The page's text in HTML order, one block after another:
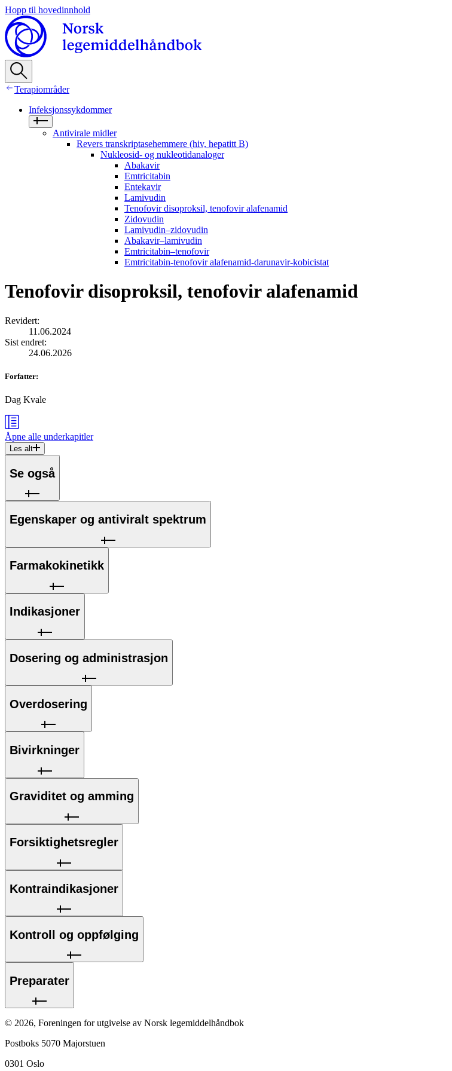
Hopp til hovedinnhold
Terapiområder
Infeksjonssykdommer
Antivirale midler
Revers transkriptasehemmere (hiv, hepatitt B)
Nukleosid- og nukleotidanaloger
Abakavir
Emtricitabin
Entekavir
Lamivudin
Tenofovir disoproksil, tenofovir alafenamid
Zidovudin
Lamivudin–zidovudin
Abakavir–lamivudin
Emtricitabin–tenofovir
Emtricitabin-tenofovir alafenamid-darunavir-kobicistat
Tenofovir disoproksil, tenofovir alafenamid
Revidert:
11.06.2024
Sist endret:
24.06.2026
Forfatter:
Dag Kvale
Åpne alle underkapitler
Les alt
Se også
Egenskaper og antiviralt spektrum
Farmakokinetikk
Indikasjoner
Dosering og administrasjon
Overdosering
Bivirkninger
Graviditet og amming
Forsiktighetsregler
Kontraindikasjoner
Kontroll og oppfølging
Preparater
© 2026, Foreningen for utgivelse av Norsk legemiddelhåndbok
Postboks 5070 Majorstuen
0301 Oslo